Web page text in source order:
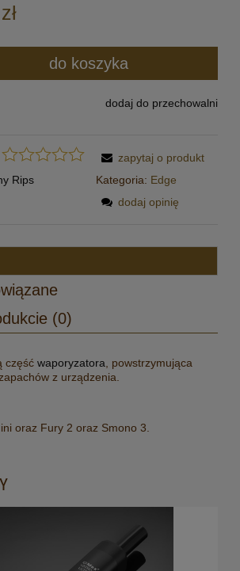
do koszyka
dodaj do przechowalni
Rips
zapytaj o produkt
Kategoria: Edge
dodaj opinię
(0)
część waporyzatora , powstrzymująca
z urządzenia.
oraz Fury 2 oraz Smono 3.